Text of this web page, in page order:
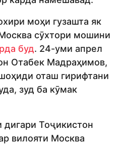
моҳи гузашта як
сӯхтори мошини
буд. 24-уми апрел
Отабек Мадраҳимов,
оташ гирифтани
зуд ба кӯмак
Тоҷикистон
вилояти Москва